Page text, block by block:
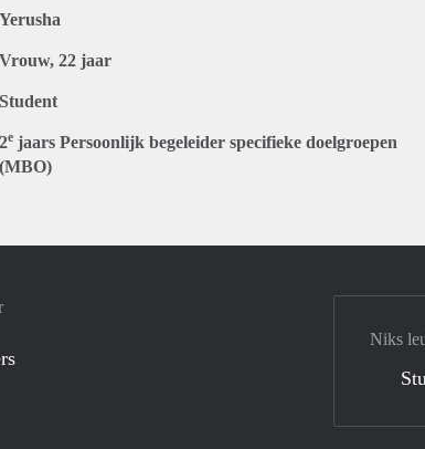
Yerusha
Vrouw, 22 jaar
Student
2e jaars Persoonlijk begeleider specifieke doelgroepen
(MBO)
Niks